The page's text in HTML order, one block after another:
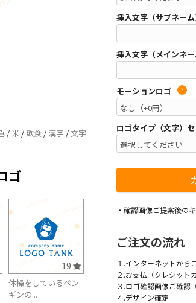
/米 /飲食 / 漢字 /文字
ゴ
19
体操をしているペン
ギンの...
挿入文字（サブネーム
挿入文字（メインネー
モーションロゴ ?
ロゴタイプ（文字）
・確認画像ご提案後の
ご注文の流れ
１.インターネットから
２.お支払（クレジット
３.ロゴ確認画像ご確認
４.デザイン確定